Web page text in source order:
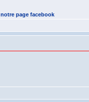
notre page facebook